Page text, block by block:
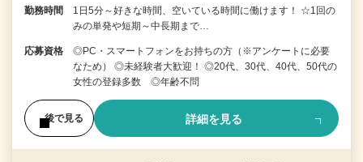
勤務時間
1日5分～好きな時間、空いている時間に働けます！ ☆1回の
みの単発や短期～中長期まで…
応募資格
◎PC・スマートフォンをお持ちの方（※アンケートに必要
なため） ◎未経験者大歓迎！ ◎20代、30代、40代、50代の
女性の登録多数 ◎年齢不問
後で見る 詳細を見る